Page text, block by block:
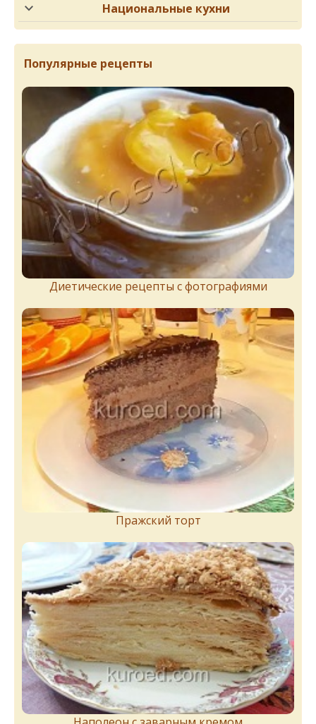
Национальные кухни
Популярные рецепты
Диетические рецепты с фотографиями
Пражский торт